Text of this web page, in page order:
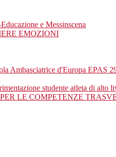
e Messinscena
EMOZIONI
Ambasciatrice d'Europa EPAS
studente atleta di alto
LE COMPETENZE